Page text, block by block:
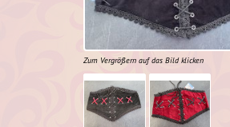
Zum Vergrößern auf das Bild klicken